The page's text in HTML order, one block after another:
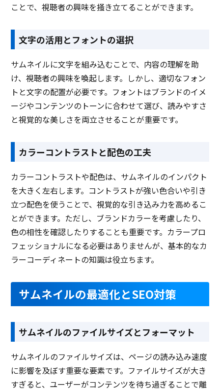
ことで、視聴者の興味を掻き立てることができます。
文字の活用とフォントの選択
サムネイルに文字を組み込むことで、内容の理解を助
け、視聴者の興味を喚起します。しかし、適切なフォン
トと文字の配置が必要です。フォントはブランドのイメ
ージやコンテンツのトーンに合わせて選び、読みやすさ
と視覚的な美しさを両立させることが重要です。
カラーコントラストと配色の工夫
カラーコントラストや配色は、サムネイルのインパクト
を大きく左右します。コントラストが強い色合いや引き
立つ配色を使うことで、視覚的な引き込み力を高めるこ
とができます。ただし、ブランドカラーを考慮したり、
色の相性を確認したりすることも重要です。カラープロ
フェッショナルになる必要はありませんが、基本的なカ
ラーコーディネートの知識は役立ちます。
サムネイルの最適化とSEO対策
サムネイルのファイルサイズとフォーマット
サムネイルのファイルサイズは、ページの読み込み速度
に影響を及ぼす重要な要素です。ファイルサイズが大き
すぎると、ユーザーがコンテンツを待ち過ぎることで離